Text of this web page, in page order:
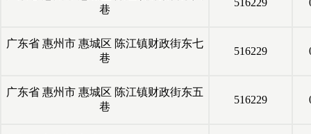
巷
516229
广东省 惠州市 惠城区 陈江镇财政街东七
巷
516229
广东省 惠州市 惠城区 陈江镇财政街东五
巷
516229